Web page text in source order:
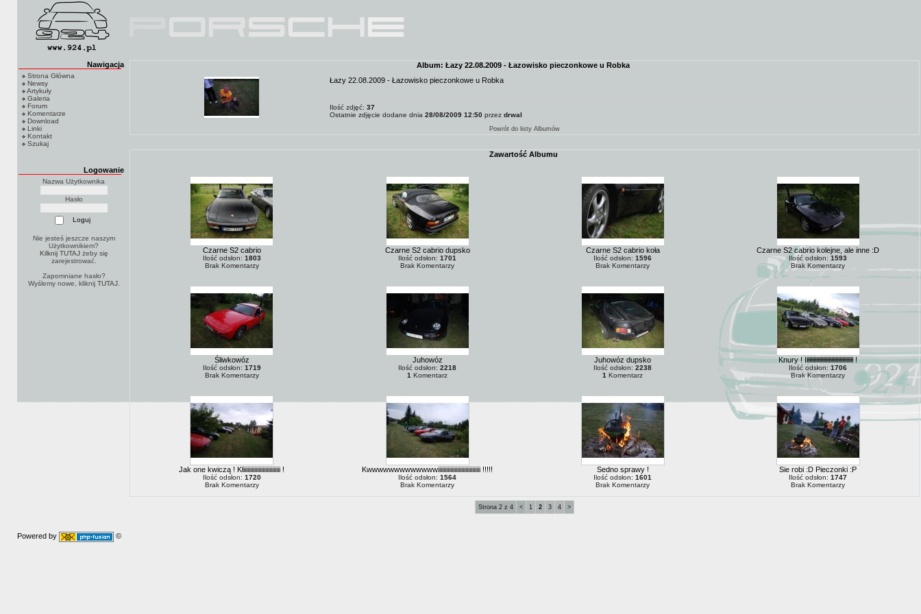
Nawigacja
Strona Główna
Newsy
Artykuły
Galeria
Forum
Komentarze
Download
Linki
Kontakt
Szukaj
Logowanie
Nazwa Użytkownika
Hasło
Nie jesteś jeszcze naszym
Użytkownikiem?
Kilknij TUTAJżeby się
zarejestrować.
Zapomniane hasło?
Wyślemy nowe, kliknij TUTAJ.
Album: Łazy 22.08.2009 - Łazowisko pieczonkowe u Robka
Łazy 22.08.2009 - Łazowisko pieczonkowe u Robka
Ilość zdjęć: 37
Ostatnie zdjęcie dodane dnia 28/08/2009 12:50 przez drwal
Powrót do listy Albumów
Zawartość Albumu
Czarne S2 cabrio
Ilość odsłon: 1803
Brak Komentarzy
Czarne S2 cabrio dupsko
Ilość odsłon: 1701
Brak Komentarzy
Czarne S2 cabrio koła
Ilość odsłon: 1596
Brak Komentarzy
Czarne S2 cabrio kolejne, ale inne :D
Ilość odsłon: 1593
Brak Komentarzy
Śliwkowóz
Ilość odsłon: 1719
Brak Komentarzy
Juhowóz
Ilość odsłon: 2218
1 Komentarz
Juhowóz dupsko
Ilość odsłon: 2238
1 Komentarz
Knury ! Iłłłłłłłłłłłłłłłłłłłłłłłłłłłłłłłłłł !
Ilość odsłon: 1706
Brak Komentarzy
Jak one kwiczą ! Kłiiiiiiiiiiiiiiiiiiiiiiiiiii !
Ilość odsłon: 1720
Brak Komentarzy
Kwwwwwwwwwwwwwiiiiiiiiiiiiiiiiiiiiiiiiiiiiiii !!!!!
Ilość odsłon: 1564
Brak Komentarzy
Sedno sprawy !
Ilość odsłon: 1601
Brak Komentarzy
Sie robi :D Pieczonki :P
Ilość odsłon: 1747
Brak Komentarzy
Strona 2 z 4 < 1 2 3 4 >
Powered by ©